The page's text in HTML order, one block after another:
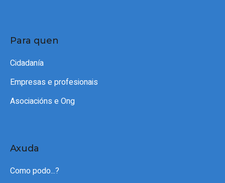
Para quen
Cidadanía
Empresas e profesionais
Asociacións e Ong
Axuda
Como podo...?